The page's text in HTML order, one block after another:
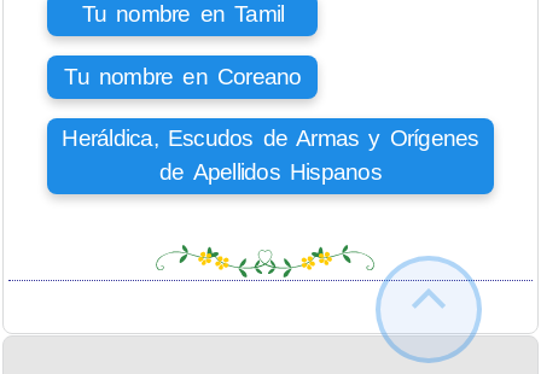
Tu nombre en Tamil
Tu nombre en Coreano
Heráldica, Escudos de Armas y Orígenes
de Apellidos Hispanos